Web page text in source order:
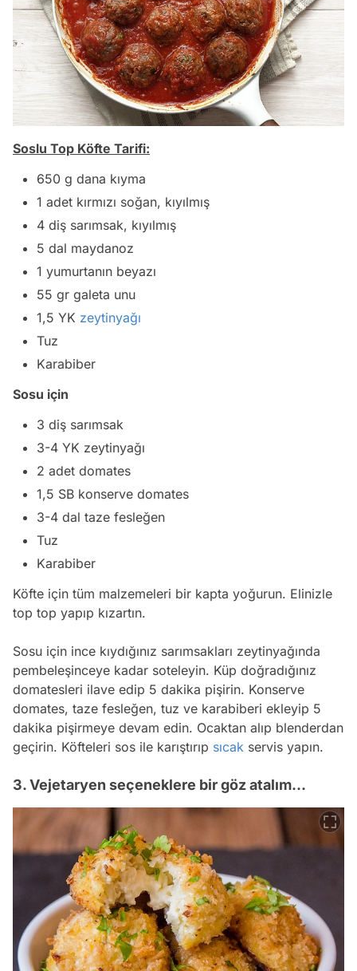
Soslu Top Köfte Tarifi:
650 g dana kıyma
1 adet kırmızı soğan, kıyılmış
4 diş sarımsak, kıyılmış
5 dal maydanoz
1 yumurtanın beyazı
55 gr galeta unu
1,5 YK zeytinyağı
Tuz
Karabiber
Sosu için
3 diş sarımsak
3-4 YK zeytinyağı
2 adet domates
1,5 SB konserve domates
3-4 dal taze fesleğen
Tuz
Karabiber
Köfte için tüm malzemeleri bir kapta yoğurun. Elinizle
top top yapıp kızartın.
Sosu için ince kıydığınız sarımsakları zeytinyağında
pembeleşinceye kadar soteleyin. Küp doğradığınız
domatesleri ilave edip 5 dakika pişirin. Konserve
domates, taze fesleğen, tuz ve karabiberi ekleyip 5
dakika pişirmeye devam edin. Ocaktan alıp blenderdan
geçirin. Köfteleri sos ile karıştırıp sıcak servis yapın.
3. Vejetaryen seçeneklere bir göz atalım...